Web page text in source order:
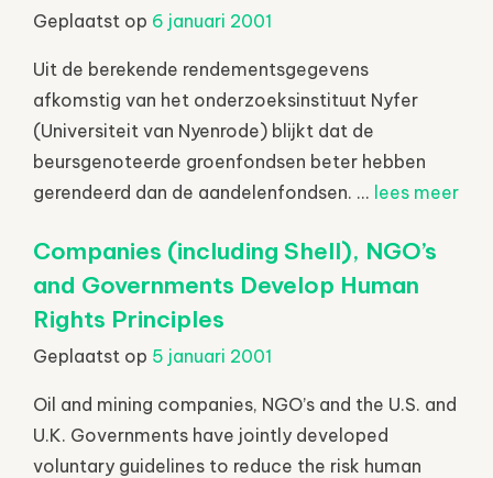
Geplaatst op 6 januari 2001
Uit de berekende rendementsgegevens
afkomstig van het onderzoeksinstituut Nyfer
(Universiteit van Nyenrode) blijkt dat de
beursgenoteerde groenfondsen beter hebben
gerendeerd dan de aandelenfondsen. ... lees meer
Companies (including Shell), NGO’s
and Governments Develop Human
Rights Principles
Geplaatst op 5 januari 2001
Oil and mining companies, NGO’s and the U.S. and
U.K. Governments have jointly developed
voluntary guidelines to reduce the risk human